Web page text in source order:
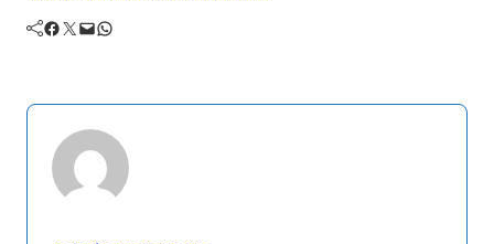
Facebook Twitter Mail WhatsApp